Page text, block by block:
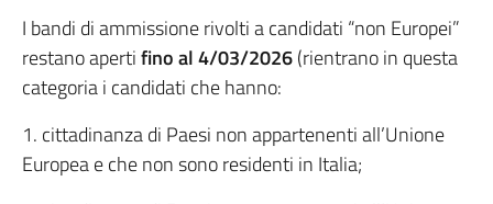
I bandi di ammissione rivolti a candidati “non Europei”
restano apertifino al 4/03/2026(rientrano in questa
categoria i candidati che hanno:
1. cittadinanza di Paesi non appartenenti all’Unione
Europea e che non sono residenti in Italia;